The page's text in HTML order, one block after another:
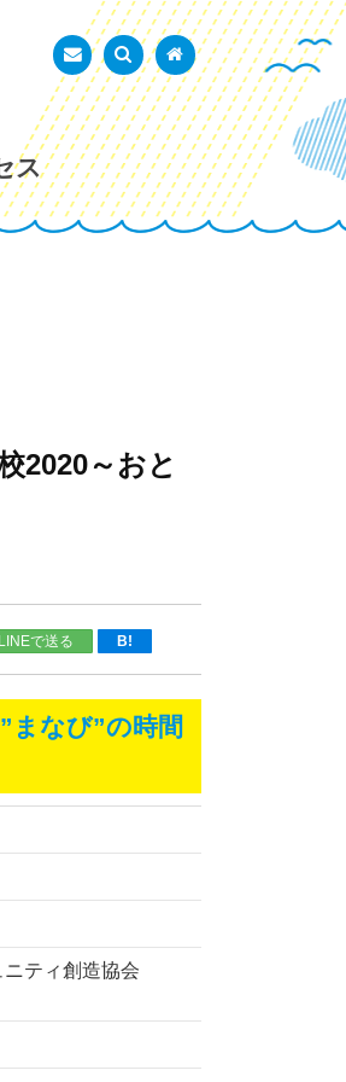
あかし市民広場
お問い合わせ
検索を表示トップページ
ス
2020～おと
LINEで送る B!
まなび”の時間
ニティ創造協会